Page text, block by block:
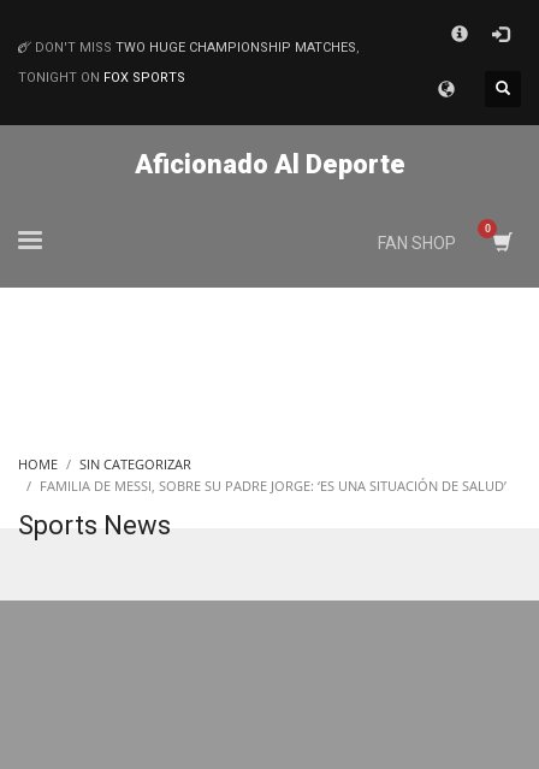
MATCHES
DON'T MISS TWO HUGE CHAMPIONSHIP MATCHES,
TONIGHT ON FOX SPORTS
Aficionado Al Deporte
FAN SHOP
HOME
SIN CATEGORIZAR
FAMILIA DE MESSI, SOBRE SU PADRE JORGE: ‘ES UNA SITUACIÓN DE SALUD’
Sports News